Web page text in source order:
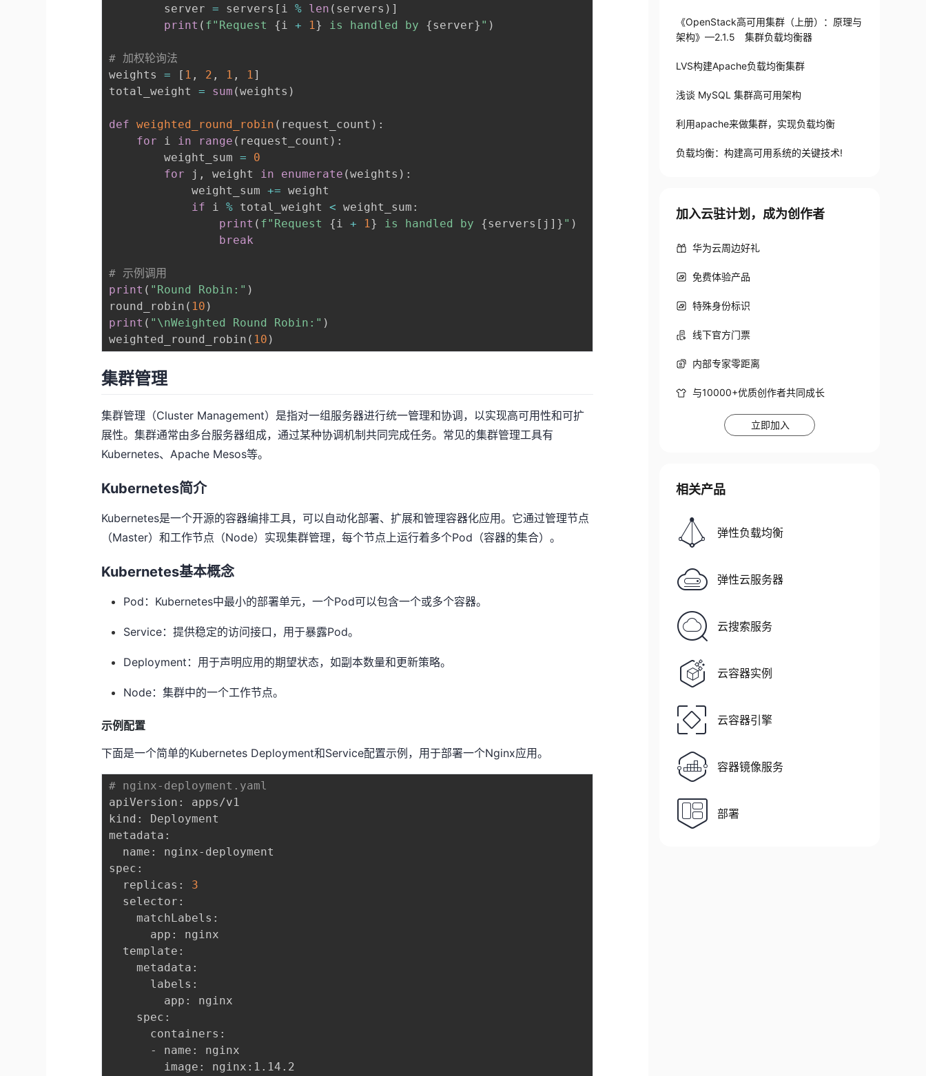
        server
= servers [ i % len ( servers ) ]
print ( f"Request {i + 1} is handled by {server} " )
# 加权轮询法
weights = [ 1 , 2 , 1 , 1]
total_weight = sum (weights )
def weighted_round_robin ( request_count ) :
for i in range ( request_count ) :
        weight_sum
=
0
for j , weight in enumerate (weights ) :
            weight_sum
+= weight
if i % total_weight < weight_sum :
print ( f"Request {i + 1} is handled by {servers [ j ] } " )
break
# 示例调用
print ( "Round Robin:" )
round_robin ( 10 )
print ( "\nWeighted Round Robin:" )
weighted_round_robin ( 10 )
集群管理
集群管理（Cluster Management）是指对一组服务器进行统一管理和协调，以实现高可用性和可扩
展性。集群通常由多台服务器组成，通过某种协调机制共同完成任务。常见的集群管理工具有
Kubernetes、Apache Mesos等。
Kubernetes简介
Kubernetes是一个开源的容器编排工具，可以自动化部署、扩展和管理容器化应用。它通过管理节点
（Master）和工作节点（Node）实现集群管理，每个节点上运行着多个Pod（容器的集合）。
Kubernetes基本概念
Pod：Kubernetes中最小的部署单元，一个Pod可以包含一个或多个容器。
Service：提供稳定的访问接口，用于暴露Pod。
Deployment：用于声明应用的期望状态，如副本数量和更新策略。
Node：集群中的一个工作节点。
示例配置
下面是一个简单的Kubernetes Deployment和Service配置示例，用于部署一个Nginx应用。
# nginx-deployment.yaml
apiVersion: apps/v1
kind: Deployment
metadata:
  name: nginx-deployment
spec:
  replicas:
3
  selector:
    matchLabels:
      app: nginx
  template:
    metadata:
      labels:
        app: nginx
    spec:
      containers:
      - name: nginx
        image: nginx:1.14.2
《OpenStack高可用集群（上册）：原理与
架构》—2.1.5 集群负载均衡器
LVS构建Apache负载均衡集群
浅谈 MySQL 集群高可用架构
利用apache来做集群，实现负载均衡
负载均衡：构建高可用系统的关键技术!
加入云驻计划，成为创作者
华为云周边好礼
免费体验产品
特殊身份标识
线下官方门票
内部专家零距离
与10000+优质创作者共同成长
立即加入
相关产品
弹性负载均衡
弹性云服务器
云搜索服务
云容器实例
云容器引擎
容器镜像服务
部署